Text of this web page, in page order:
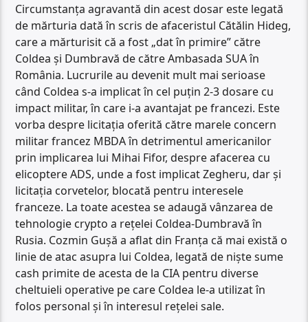
Circumstanța agravantă din acest dosar este legată
de mărturia dată în scris de afaceristul Cătălin Hideg,
care a mărturisit că a fost „dat în primire” către
Coldea și Dumbravă de către Ambasada SUA în
România. Lucrurile au devenit mult mai serioase
când Coldea s-a implicat în cel puțin 2-3 dosare cu
impact militar, în care i-a avantajat pe francezi. Este
vorba despre licitația oferită către marele concern
militar francez MBDA în detrimentul americanilor
prin implicarea lui Mihai Fifor, despre afacerea cu
elicoptere ADS, unde a fost implicat Zegheru, dar și
licitația corvetelor, blocată pentru interesele
franceze. La toate acestea se adaugă vânzarea de
tehnologie crypto a rețelei Coldea-Dumbravă în
Rusia. Cozmin Gușă a aflat din Franța că mai există o
linie de atac asupra lui Coldea, legată de niște sume
cash primite de acesta de la CIA pentru diverse
cheltuieli operative pe care Coldea le-a utilizat în
folos personal și în interesul rețelei sale.